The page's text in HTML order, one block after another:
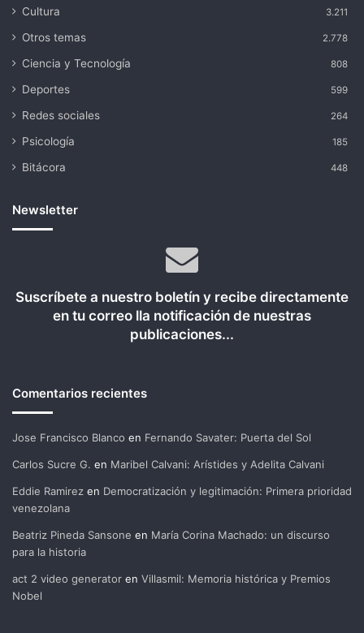
Cultura 3.211
Otros temas 2.778
Ciencia y Tecnología 808
Deportes 599
Redes sociales 264
Psicología 185
Bitácora 448
Newsletter
Suscríbete a nuestro boletín y recibe directamente
en tu correo lla notificación de nuestras
publicaciones...
Comentarios recientes
Jose Francisco Blanco en Fernando Savater: Puerta del Sol
Carlos Sucre G. en Maribel Calvani: Arístides y Adelita Calvani
Eddie Ramirez en Democratización y legitimación: Primera prioridad
venezolana
Beatriz Pineda Sansone en María Corina Machado: un discurso
para la historia
act 2 video generator en Villasmil: Memoria histórica y Premios
Nobel